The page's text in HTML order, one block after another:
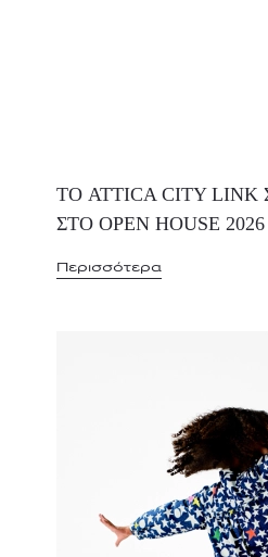
ΤΟ ATTICA CITY
ΣΤΟ OPEN HOUSE 2026
Περισσότερα